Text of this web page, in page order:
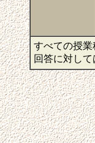
すべての授
回答に対し